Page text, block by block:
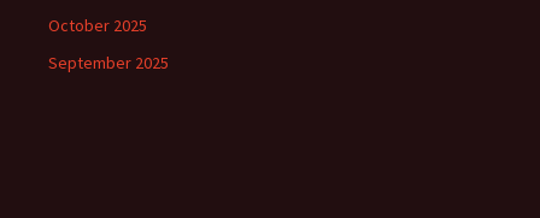
October 2025
September 2025